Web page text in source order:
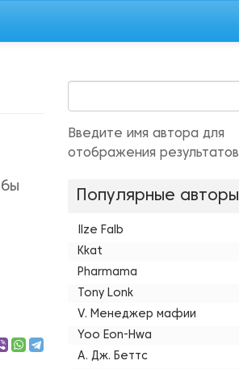
Введите имя автора для
отображения результатов
Популярные авторы
Ilze Falb
Kkat
Pharmama
Tony Lonk
V. Менеджер мафии
Yoo Eon-Hwa
А. Дж. Беттс